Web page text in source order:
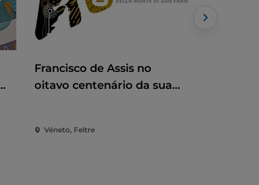
Francisco de Assis no
oitavo centenário da sua
Véneto, Feltre